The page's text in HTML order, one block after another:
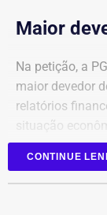
Maior
Na petição, a
maior devedor
relatórios
situação
Segundo o
R$ 1 bilhão por
CONTINUE